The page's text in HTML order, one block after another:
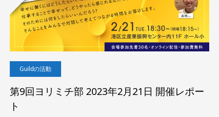
Guildの活動
第9回ヨリミチ部 2023年2月21日 開催レポー
ト